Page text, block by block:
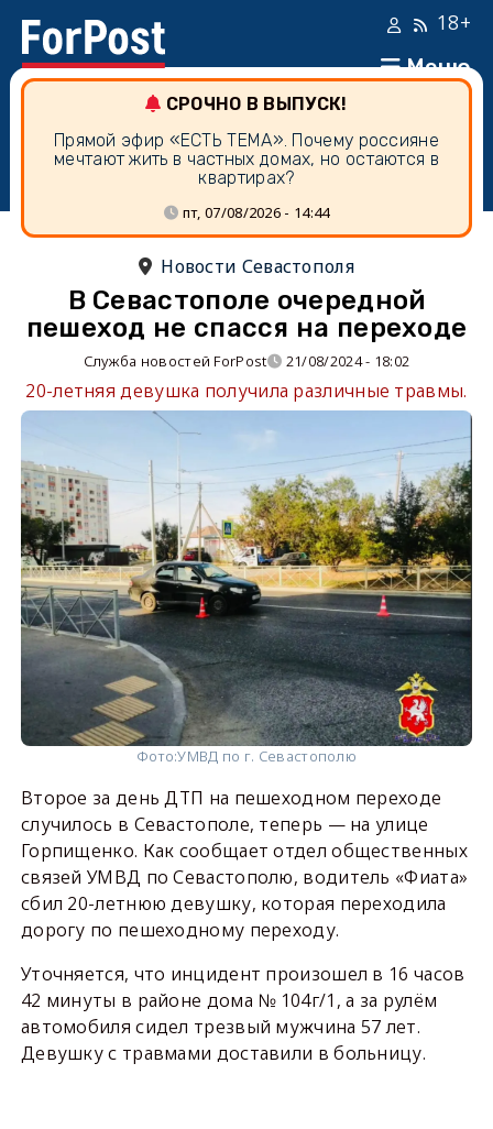
Меню
18+
СРОЧНО В ВЫПУСК!
Прямой эфир «ЕСТЬ ТЕМА». Почему россияне
мечтают жить в частных домах, но остаются в
квартирах?
пт, 07/08/2026 - 14:44
Новости Севастополя
В Севастополе очередной
пешеход не спасся на переходе
Служба новостей ForPost 21/08/2024 - 18:02
20-летняя девушка получила различные травмы.
Фото:УМВД по г. Севастополю
Второе за день ДТП на пешеходном переходе
случилось в Севастополе, теперь — на улице
Горпищенко. Как сообщает отдел общественных
связей УМВД по Севастополю, водитель «Фиата»
сбил 20-летнюю девушку, которая переходила
дорогу по пешеходному переходу.
Уточняется, что инцидент произошел в 16 часов
42 минуты в районе дома № 104г/1, а за рулём
автомобиля сидел трезвый мужчина 57 лет.
Девушку с травмами доставили в больницу.